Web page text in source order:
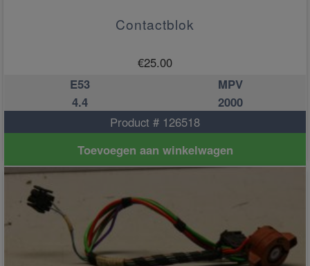
Contactblok
€25.00
E53
MPV
4.4
2000
Product # 126518
Toevoegen aan winkelwagen